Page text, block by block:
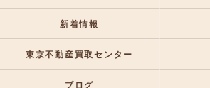
新着情報
東京不動産買取センター
ブログ